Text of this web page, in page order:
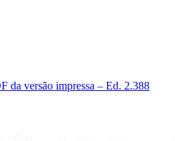
da versão impressa – Ed. 2.388